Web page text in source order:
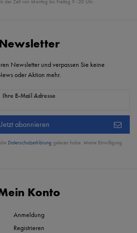
Konto
Anmeldung
Registrieren
Newsletter und verpassen Sie keine
oder Aktion mehr.
Ihre E-Mail Adresse
Newsletter Honig
Jetzt abonnieren
Daten­schutz­erklärung gelesen habe. Meine Einwilligung